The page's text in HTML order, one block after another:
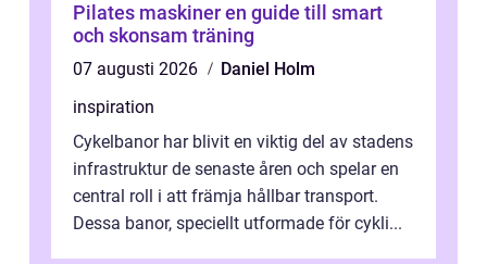
Pilates maskiner en guide till smart
och skonsam träning
07 augusti 2026
Daniel Holm
inspiration
Cykelbanor har blivit en viktig del av stadens
infrastruktur de senaste åren och spelar en
central roll i att främja hållbar transport.
Dessa banor, speciellt utformade för cykli...